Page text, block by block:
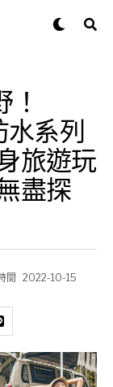
水系列
旅遊玩
盡探
間 2022-10-15